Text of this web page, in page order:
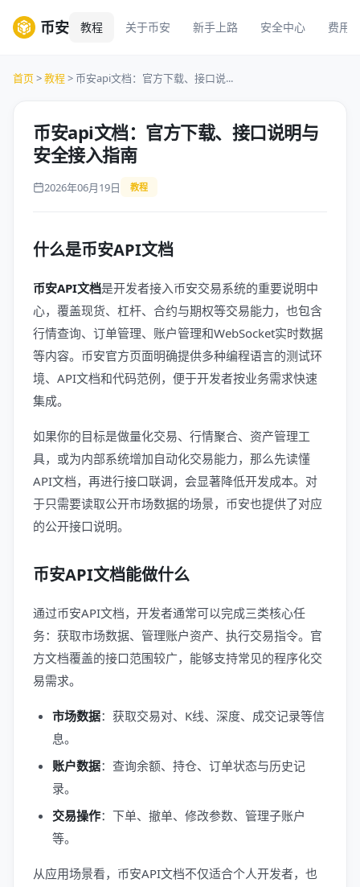
币安 教程 关于币安 新手上路 安全中心 费用
首页>教程> 币安api文档：官方下载、接口说...
币安api文档：官方下载、接口说明与
安全接入指南
2026年06月19日 教程
什么是币安API文档
币安API文档是开发者接入币安交易系统的重要说明中
心，覆盖现货、杠杆、合约与期权等交易能力，也包含
行情查询、订单管理、账户管理和WebSocket实时数据
等内容。币安官方页面明确提供多种编程语言的测试环
境、API文档和代码范例，便于开发者按业务需求快速
集成。
如果你的目标是做量化交易、行情聚合、资产管理工
具，或为内部系统增加自动化交易能力，那么先读懂
API文档，再进行接口联调，会显著降低开发成本。对
于只需要读取公开市场数据的场景，币安也提供了对应
的公开接口说明。
币安API文档能做什么
通过币安API文档，开发者通常可以完成三类核心任
务：获取市场数据、管理账户资产、执行交易指令。官
方文档覆盖的接口范围较广，能够支持常见的程序化交
易需求。
市场数据：获取交易对、K线、深度、成交记录等信
息。
账户数据：查询余额、持仓、订单状态与历史记
录。
交易操作：下单、撤单、修改参数、管理子账户
等。
从应用场景看，币安API文档不仅适合个人开发者，也